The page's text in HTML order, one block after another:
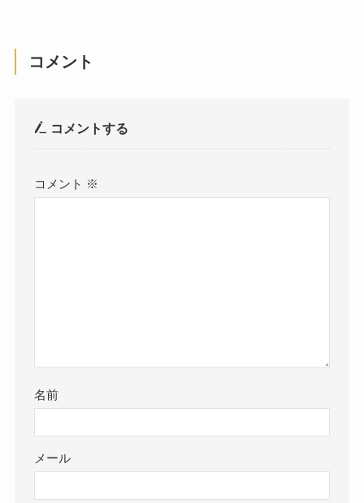
コメント
コメントする
コメント ※
名前
メール